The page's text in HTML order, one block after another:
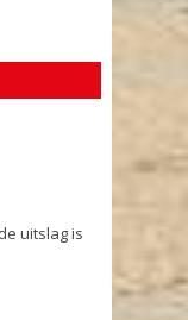
uitslag is